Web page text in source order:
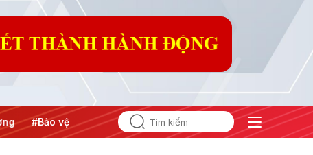
#Bảo vệ nền tảng tư tưởng của Đảng